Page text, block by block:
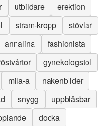
utbildare
erektion
stram-kropp
stövlar
annalina
fashionista
gynekologstol
mila-a
nakenbilder
snygg
uppblåsbar
docka